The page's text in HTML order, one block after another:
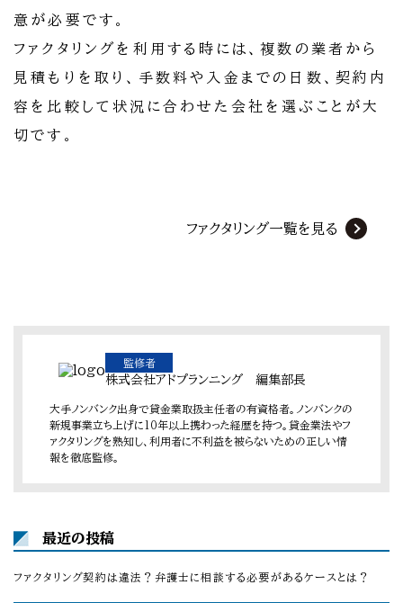
意が必要です。
ファクタリングを利用する時には、複数の業者から
見積もりを取り、手数料や入金までの日数、契約内
容を比較して状況に合わせた会社を選ぶことが大
切です。
ファクタリング一覧を見る
監修者
株式会社アドプランニング 編集部長
大手ノンバンク出身で貸金業取扱主任者の有資格者。ノンバンクの
新規事業立ち上げに10年以上携わった経歴を持つ。貸金業法やフ
ァクタリングを熟知し、利用者に不利益を被らないための正しい情
報を徹底監修。
最近の投稿
ファクタリング契約は違法？弁護士に相談する必要があるケースとは？